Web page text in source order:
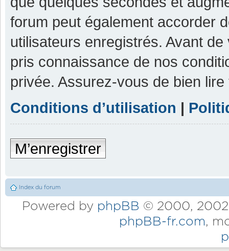
forum peut également accorder
utilisateurs enregistrés. Avant
pris connaissance de nos
privée. Assurez-vous de bien
Conditions d’utilisation |
M’enregistrer
Index du forum
Powered by phpBB © 2000,
phpBB-fr.com,